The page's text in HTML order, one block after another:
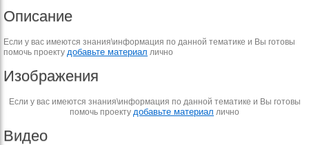
Описание
Если у вас имеются знания\информация по данной тематике и Вы готовы
помочь проекту добавьте материал лично
Изображения
Если у вас имеются знания\информация по данной тематике и Вы готовы
помочь проекту добавьте материал лично
Видео